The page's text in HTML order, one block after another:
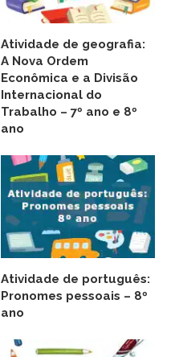
Atividade de geografia:
A Nova Ordem
Econômica e a Divisão
Internacional do
Trabalho – 7º ano e 8º
ano
Atividade de português:
Pronomes pessoais – 8º
ano